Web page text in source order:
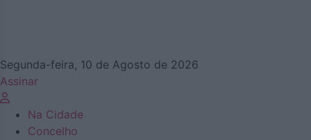
Segunda-feira, 10 de Agosto de 2026
Assinar
Na Cidade
Concelho